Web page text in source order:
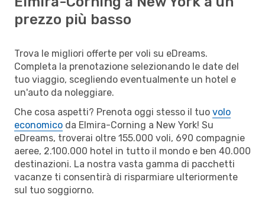
prezzo più basso
Trova le migliori offerte per voli su eDreams.
Completa la prenotazione selezionando le date del
tuo viaggio, scegliendo eventualmente un hotel e
un'auto da noleggiare.
Che cosa aspetti? Prenota oggi stesso il tuo volo
economico da Elmira-Corning a New York! Su
eDreams, troverai oltre 155.000 voli, 690 compagnie
aeree, 2.100.000 hotel in tutto il mondo e ben 40.000
destinazioni. La nostra vasta gamma di pacchetti
vacanze ti consentirà di risparmiare ulteriormente
sul tuo soggiorno.